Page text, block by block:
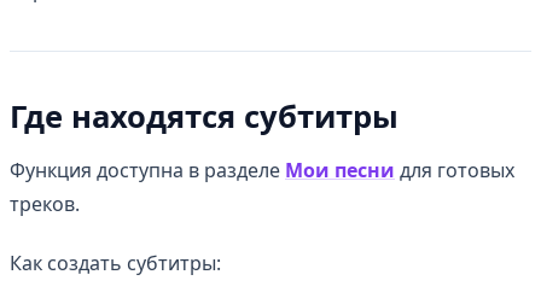
Где находятся субтитры
Функция доступна в разделе Мои песни для готовых
треков.
Как создать субтитры: